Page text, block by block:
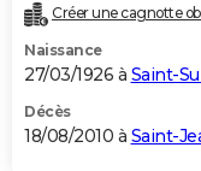
Créer une cagnotte
Naissance
27/03/1926 à Saint-
Décès
18/08/2010 à Saint-